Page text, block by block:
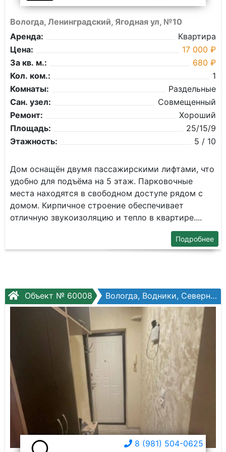
Вологда, Ленинградский, Ягодная ул, №10
Аренда:
Квартира
Цена:
17 000 ₽
За кв. м.:
680 ₽
Кол. ком.:
1
Комнаты:
Раздельные
Сан. узел:
Совмещенный
Ремонт:
Хороший
Площадь:
25/15/9
Этажность:
5 / 10
Дом оснащён двумя пассажирскими лифтами, что
удобно для подъёма на 5 этаж. Парковочные
места находятся в свободном доступе рядом с
домом. Кирпичное строение обеспечивает
отличную звукоизоляцию и тепло в квартире....
Подробнее
Объект № 60008 Вологда, Водники, Северная ул, №10а
8 (981) 504-0625